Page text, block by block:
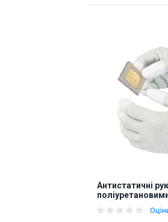
812697
Антистатичні